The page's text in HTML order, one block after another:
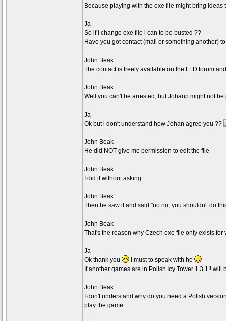
Because playing with the exe file might bring ideas
Ja
So if i change exe file i can to be busted ??
Have you got contact (mail or something another)
John Beak
The contact is freely available on the FLD forum
John Beak
Well you can't be arrested, but Johanp might not
Ja
Ok but i don't understand how Johan agree you ??
John Beak
He did NOT give me permission to edit the file
John Beak
I did it without asking
John Beak
Then he saw it and said "no no, you shouldn't do
John Beak
That's the reason why Czech exe file only exists for
Ja
Ok thank you
I must to speak with he
If another games are in Polish Icy Tower 1.3.1!! will
John Beak
I don't understand why do you need a Polish
play the game.